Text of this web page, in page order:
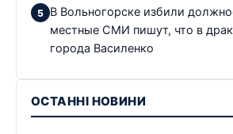
В Вольногорске избили
местные СМИ пишут, что в
города Василенко
ОСТАННІ НОВИНИ